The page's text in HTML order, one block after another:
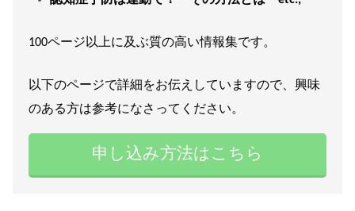
100ページ以上に及ぶ質の高い情報集です。
以下のページで詳細をお伝えしていますので、興味
のある方は参考になさってください。
申し込み方法はこちら